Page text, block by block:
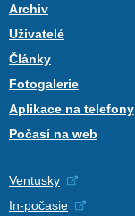
Archiv
Uživatelé
Články
Fotogalerie
Aplikace na telefony
Počasí na web
Ventusky
In-počasie